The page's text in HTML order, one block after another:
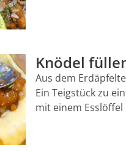
Knödel
Aus dem
Ein Teigstück zu
mit einem